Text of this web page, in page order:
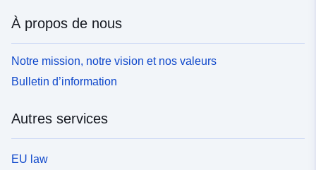
À propos de nous
Notre mission, notre vision et nos valeurs
Bulletin d’information
Autres services
EU law